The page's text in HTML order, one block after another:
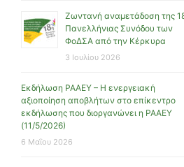
Ζωντανή αναμετάδοση της
Πανελλήνιας Συνόδου των
ΦοΔΣΑ από την Κέρκυρα
3 Ιουλίου 2026
Εκδήλωση ΡΑΑΕΥ – Η ενεργειακή
αξιοποίηση αποβλήτων στο επίκεντρο
εκδήλωσης που διοργανώνει η ΡΑΑΕΥ
(11/5/2026)
6 Μαΐου 2026